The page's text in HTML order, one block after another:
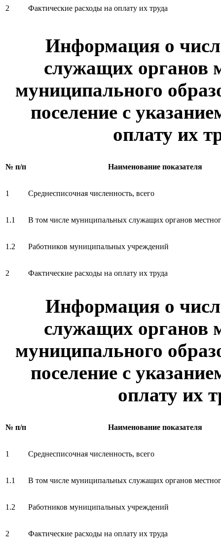
2 Фактические расходы на оплату их труда
Информация о
служащих органов
муниципального
поселение с
оплату их
№ п/п Наименование показателя
1 Среднесписочная численность, всего
1.1 В том числе муниципальных служащих органов
1.2 Работников муниципальных учреждений
2 Фактические расходы на оплату их труда
Информация о
служащих органов
муниципального
поселение с
оплату их
№ п/п Наименование показателя
1 Среднесписочная численность, всего
1.1 В том числе муниципальных служащих органов
1.2 Работников муниципальных учреждений
2 Фактические расходы на оплату их труда